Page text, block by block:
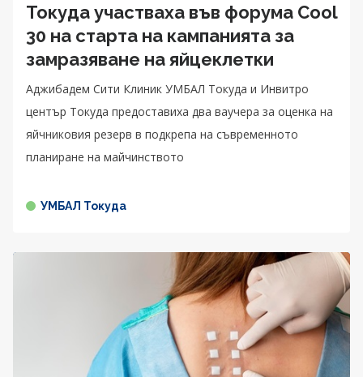
Токуда участваха във форума Cool
30 на старта на кампанията за
замразяване на яйцеклетки
Аджибадем Сити Клиник УМБАЛ Токуда и Инвитро
център Токуда предоставиха два ваучера за оценка на
яйчниковия резерв в подкрепа на съвременното
планиране на майчинството
УМБАЛ Токуда